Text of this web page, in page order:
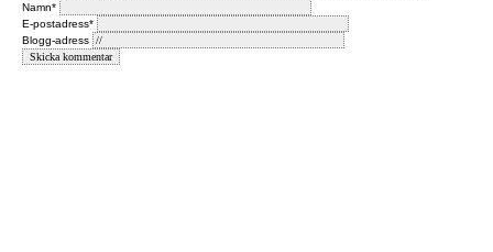
Namn*
E-postadress*
Blogg-adress